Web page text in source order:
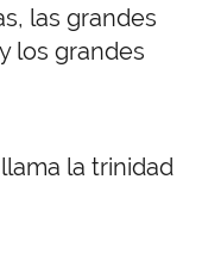
las grandes
los grandes
la trinidad